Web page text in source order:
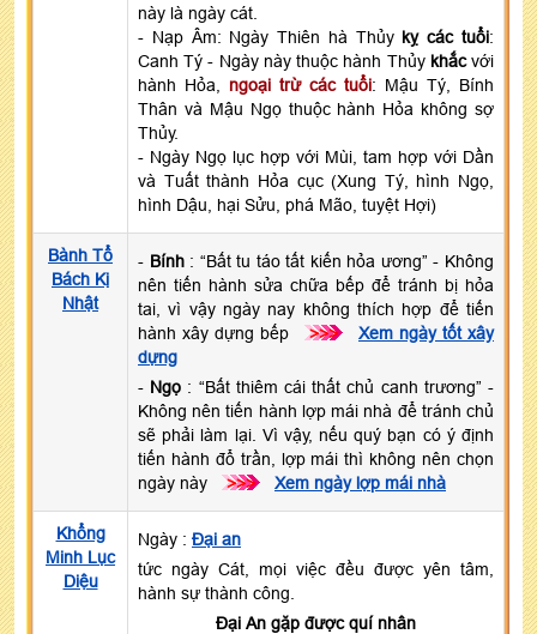
này là ngày cát.
- Nạp Âm: Ngày Thiên hà Thủy kỵ các tuổi:
Canh Tý - Ngày này thuộc hành Thủy khắcvới
hành Hỏa, ngoại trừ các tuổi: Mậu Tý, Bính
Thân và Mậu Ngọ thuộc hành Hỏa không sợ
Thủy.
- Ngày Ngọ lục hợp với Mùi, tam hợp với Dần
và Tuất thành Hỏa cục (Xung Tý, hình Ngọ,
hình Dậu, hại Sửu, phá Mão, tuyệt Hợi)
Bành Tổ
Bách Kị
Nhật
- Bính: “Bất tu táo tất kiến hỏa ương” - Không
nên tiến hành sửa chữa bếp để tránh bị hỏa
tai, vì vậy ngày nay không thích hợp để tiến
hành xây dựng bếp
>>>
Xem ngày tốt xây
dựng
- Ngọ : “Bất thiêm cái thất chủ canh trương” -
Không nên tiến hành lợp mái nhà để tránh chủ
sẽ phải làm lại. Vì vậy, nếu quý bạn có ý định
tiến hành đổ trần, lợp mái thì không nên chọn
ngày này
>>> Xem ngày lợp mái nhà
Khổng
Minh Lục
Diệu
Ngày : Đại an
tức ngày Cát, mọi việc đều được yên tâm,
hành sự thành công.
Đại An gặp được quí nhân